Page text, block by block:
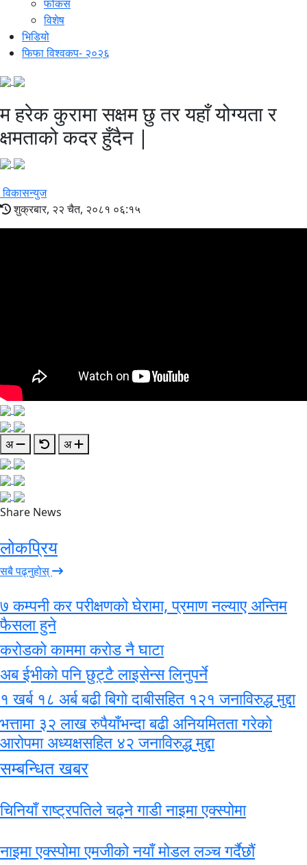
फोकस
विशेष
भिडियो
फिफा विश्वकप- २०२६
म हरेक कुरामा सक्षम छु तर यहाँ योग्यता र
क्षमताको कदर हुँदैन |
विकासन्युज
शुक्रबार, २२ चैत, २०८१ ०६:१५
अ अ
Share News
लोकप्रिय
सबै पढ्नुहोस्
७ कम्पनी कर परीक्षणको घेरामा, प्रमाण नल्याए अन्तिम
फैसला हुने
करोडको काममा करोड नै घाटा
अब ईभीको पनि छुट्टै लाइसेन्स लिनुपर्ने
१ खर्ब १८ अर्ब बढी बिगो दाबीसहित १२१ जनाविरुद्ध मुद्दा
भत्तामा ३२ लाख रुपैयाँभन्दा बढी अनियमितता गरेको
आरोपमा अध्यक्षसहित ४२ जनाविरुद्ध मुद्दा
सम्बन्धित खबर
चिनियाँ राष्ट्रपतिले चढ्ने गाडी नाइमा एक्स्पोमा
नाइमा एक्स्पोमा एमजीको नयाँ मोडल लञ्च गर्दैछौं